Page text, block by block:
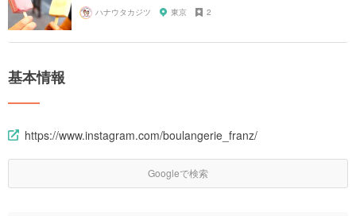
ハナウタカジツ 東京 2
基本情報
https://www.instagram.com/boulangerie_franz/
Googleで検索